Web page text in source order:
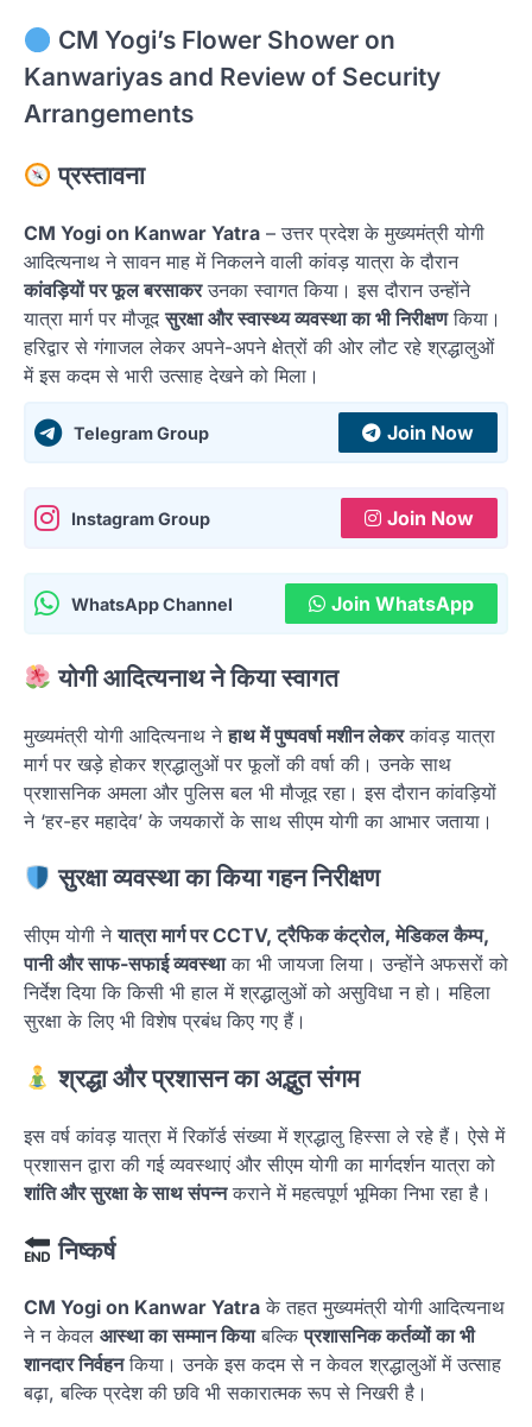
CM Yogi’s Flower Shower on
Kanwariyas and Review of Security
Arrangements
प्रस्तावना
CM Yogi on Kanwar Yatra – उत्तर प्रदेश के मुख्यमंत्री योगी
आदित्यनाथ ने सावन माह में निकलने वाली कांवड़ यात्रा के दौरान
कांवड़ियों पर फूल बरसाकरउनका स्वागत किया। इस दौरान उन्होंने
यात्रा मार्ग पर मौजूदसुरक्षा और स्वास्थ्य व्यवस्था का भी निरीक्षणकिया।
हरिद्वार से गंगाजल लेकर अपने-अपने क्षेत्रों की ओर लौट रहे श्रद्धालुओं
में इस कदम से भारी उत्साह देखने को मिला।
Telegram Group Join Now
Instagram Group Join Now
WhatsApp Channel Join WhatsApp
योगी आदित्यनाथ ने किया स्वागत
मुख्यमंत्री योगी आदित्यनाथ नेहाथ में पुष्पवर्षा मशीन लेकरकांवड़ यात्रा
मार्ग पर खड़े होकर श्रद्धालुओं पर फूलों की वर्षा की। उनके साथ
प्रशासनिक अमला और पुलिस बल भी मौजूद रहा। इस दौरान कांवड़ियों
ने ‘हर-हर महादेव’ के जयकारों के साथ सीएम योगी का आभार जताया।
सुरक्षा व्यवस्था का किया गहन निरीक्षण
सीएम योगी नेयात्रा मार्ग पर CCTV, ट्रैफिक कंट्रोल, मेडिकल कैम्प,
पानी और साफ-सफाई व्यवस्थाका भी जायजा लिया। उन्होंने अफसरों को
निर्देश दिया कि किसी भी हाल में श्रद्धालुओं को असुविधा न हो। महिला
सुरक्षा के लिए भी विशेष प्रबंध किए गए हैं।
श्रद्धा और प्रशासन का अद्भुत संगम
इस वर्ष कांवड़ यात्रा में रिकॉर्ड संख्या में श्रद्धालु हिस्सा ले रहे हैं। ऐसे में
प्रशासन द्वारा की गई व्यवस्थाएं और सीएम योगी का मार्गदर्शन यात्रा को
शांति और सुरक्षा के साथ संपन्नकराने में महत्वपूर्ण भूमिका निभा रहा है।
निष्कर्ष
CM Yogi on Kanwar Yatra के तहत मुख्यमंत्री योगी आदित्यनाथ
ने न केवल आस्था का सम्मान कियाबल्किप्रशासनिक कर्तव्यों का भी
शानदार निर्वहनकिया। उनके इस कदम से न केवल श्रद्धालुओं में उत्साह
बढ़ा, बल्कि प्रदेश की छवि भी सकारात्मक रूप से निखरी है।